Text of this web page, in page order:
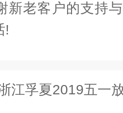
新老客户的支持
!
江孚夏2019五一